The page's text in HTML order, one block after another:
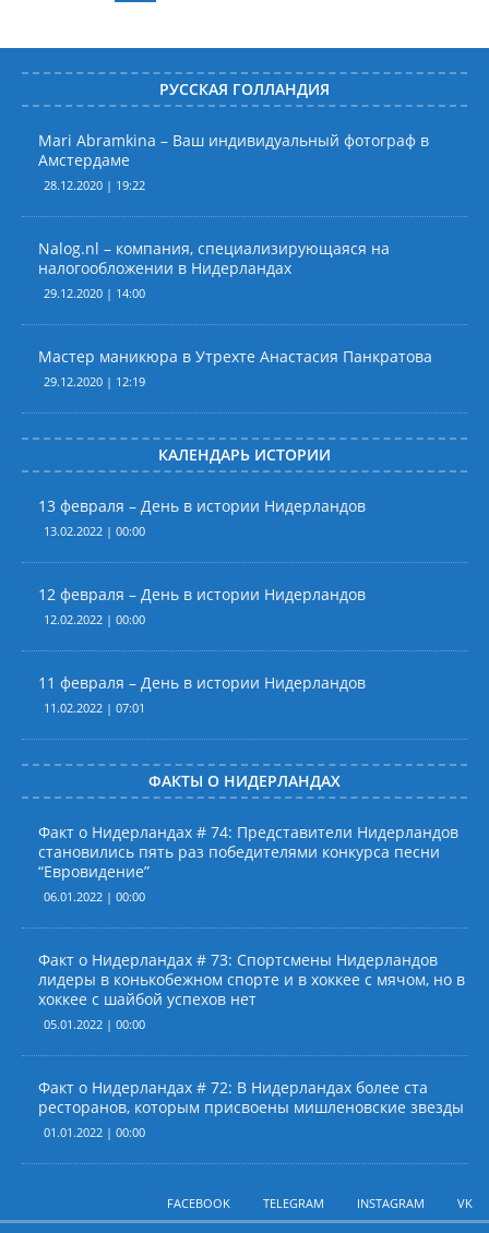
РУССКАЯ ГОЛЛАНДИЯ
Mari Abramkina – Ваш индивидуальный фотограф в
Амстердаме
28.12.2020 | 19:22
Nalog.nl – компания, специализирующаяся на
налогообложении в Нидерландах
29.12.2020 | 14:00
Мастер маникюра в Утрехте Анастасия Панкратова
29.12.2020 | 12:19
КАЛЕНДАРЬ ИСТОРИИ
13 февраля – День в истории Нидерландов
13.02.2022 | 00:00
12 февраля – День в истории Нидерландов
12.02.2022 | 00:00
11 февраля – День в истории Нидерландов
11.02.2022 | 07:01
ФАКТЫ О НИДЕРЛАНДАХ
Факт о Нидерландах # 74: Представители Нидерландов
становились пять раз победителями конкурса песни
“Евровидение”
06.01.2022 | 00:00
Факт о Нидерландах # 73: Спортсмены Нидерландов
лидеры в конькобежном спорте и в хоккее с мячом, но в
хоккее с шайбой успехов нет
05.01.2022 | 00:00
Факт о Нидерландах # 72: В Нидерландах более ста
ресторанов, которым присвоены мишленовские звезды
01.01.2022 | 00:00
FACEBOOK TELEGRAM INSTAGRAM VK